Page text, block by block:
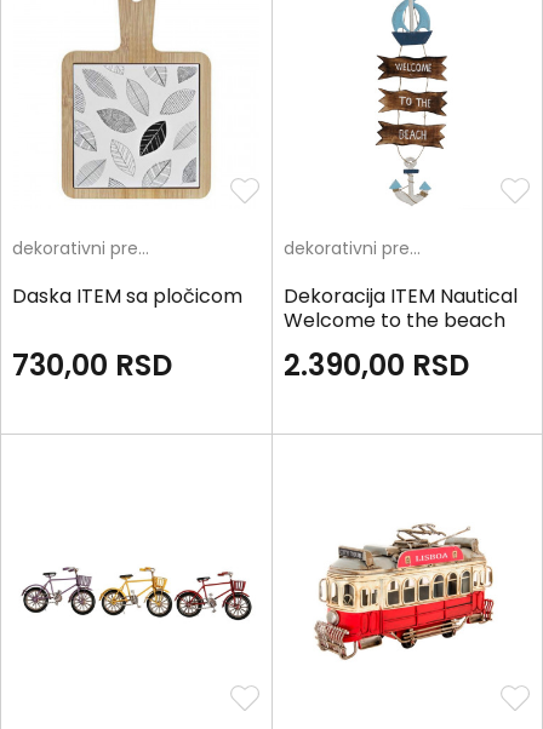
dekorativni predmeti
Daska ITEM sa pločicom
730,00 RSD
dekorativni predmeti
Dekoracija ITEM Nautical
Welcome to the beach
2.390,00 RSD